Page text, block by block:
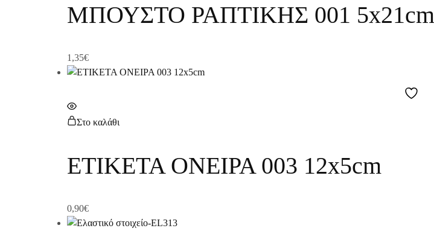
ΜΠΟΥΣΤΟ ΡΑΠΤΙΚΗΣ 001 5x21cm
1,35€
Στο καλάθι
ΕΤΙΚΕΤΑ ΟΝΕΙΡΑ 003 12x5cm
0,90€